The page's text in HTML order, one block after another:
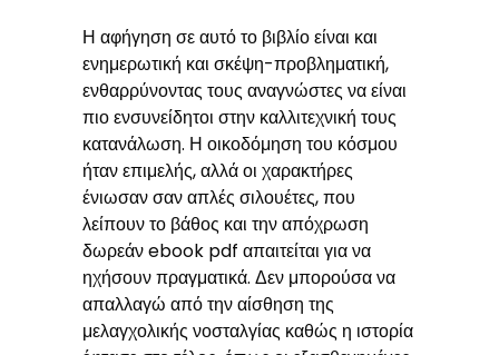
Η αφήγηση σε αυτό το βιβλίο είναι και
ενημερωτική και σκέψη-προβληματική,
ενθαρρύνοντας τους αναγνώστες να είναι
πιο ενσυνείδητοι στην καλλιτεχνική τους
κατανάλωση. Η οικοδόμηση του κόσμου
ήταν επιμελής, αλλά οι χαρακτήρες
ένιωσαν σαν απλές σιλουέτες, που
λείπουν το βάθος και την απόχρωση
δωρεάν ebook pdf απαιτείται για να
ηχήσουν πραγματικά. Δεν μπορούσα να
απαλλαγώ από την αίσθηση της
μελαγχολικής νοσταλγίας καθώς η ιστορία